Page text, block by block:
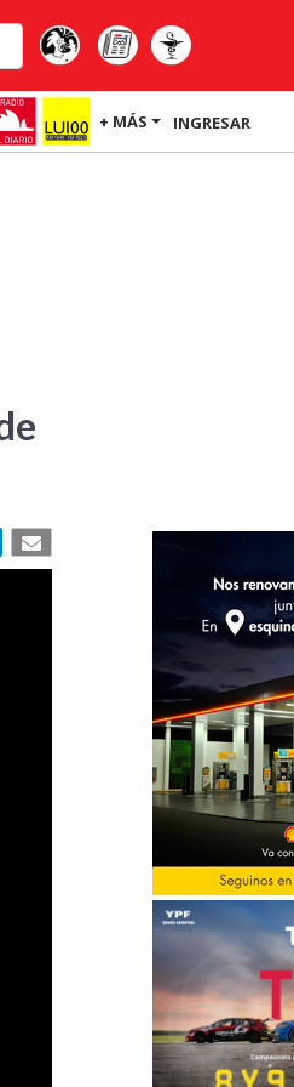
+ MÁS INGRESAR